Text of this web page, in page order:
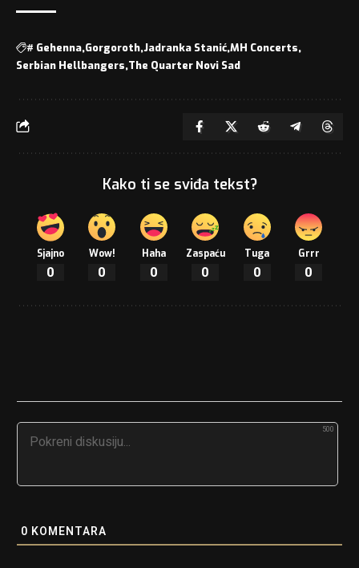
# Gehenna Gorgoroth Jadranka Stanić MH Concerts
Serbian Hellbangers The Quarter Novi Sad
Kako ti se sviđa tekst?
Sjajno
0
Wow!
0
Haha
0
Zaspaću
0
Tuga
0
Grrr
0
500
0 KOMENTARA